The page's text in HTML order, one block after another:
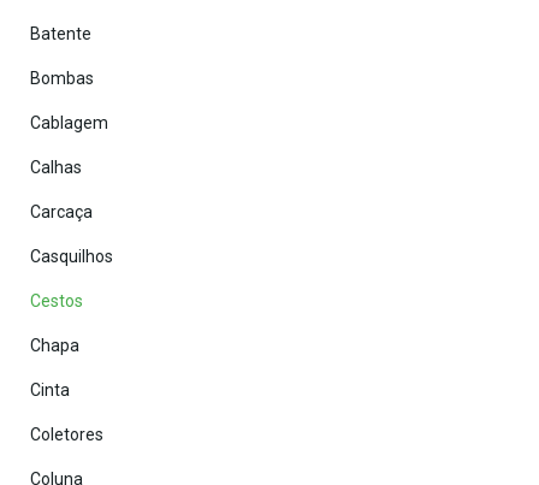
Batente
Bombas
Cablagem
Calhas
Carcaça
Casquilhos
Cestos
Chapa
Cinta
Coletores
Coluna